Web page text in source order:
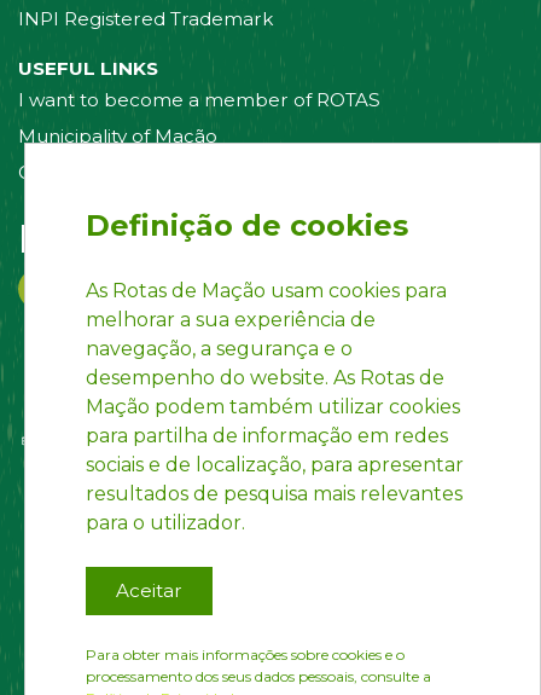
INPI Registered Trademark
USEFUL LINKS
I want to become a member of ROTAS
Municipality of Mação
Contact us
Follow us on:
Definição de cookies
As Rotas de Mação usam cookies para
melhorar a sua experiência de
navegação, a segurança e o
desempenho do website. As Rotas de
Mação podem também utilizar cookies
para partilha de informação em redes
sociais e de localização, para apresentar
resultados de pesquisa mais relevantes
para o utilizador.
Aceitar
Para obter mais informações sobre cookies e o
processamento dos seus dados pessoais, consulte a